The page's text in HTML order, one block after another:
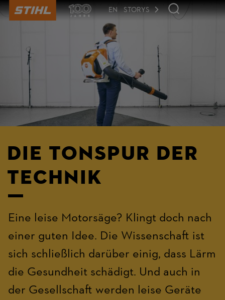
Seite
anspringen
EN STORYS
Die Tonspur der
Technik
Eine leise Motorsäge? Klingt doch nach
einer guten Idee. Die Wissenschaft ist
sich schließlich darüber einig, dass Lärm
die Gesundheit schädigt. Und auch in
der Gesellschaft werden leise Geräte